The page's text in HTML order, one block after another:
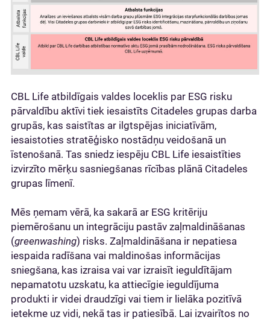
CBL Life atbildīgais valdes loceklis par ESG risku
pārvaldību aktīvi tiek iesaistīts Citadeles grupas darba
grupās, kas saistītas ar ilgtspējas iniciatīvām,
iesaistoties stratēģisko nostādņu veidošanā un
īstenošanā. Tas sniedz iespēju CBL Life iesaistīties
izvirzīto mērķu sasniegšanas rīcības plānā Citadeles
grupas līmenī.
Mēs ņemam vērā, ka sakarā ar ESG kritēriju
piemērošanu un integrāciju pastāv zaļmaldināšanas
(greenwashing) risks. Zaļmaldināšana ir nepatiesa
iespaida radīšana vai maldinošas informācijas
sniegšana, kas izraisa vai var izraisīt ieguldītājam
nepamatotu uzskatu, ka attiecīgie ieguldījuma
produkti ir videi draudzīgi vai tiem ir lielāka pozitīvā
ietekme uz vidi, nekā tas ir patiesībā. Lai izvairītos no